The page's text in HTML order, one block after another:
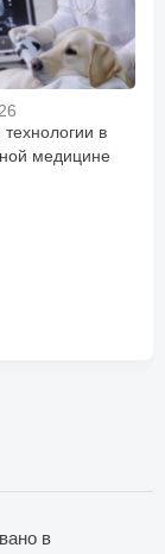
в
медицине
в